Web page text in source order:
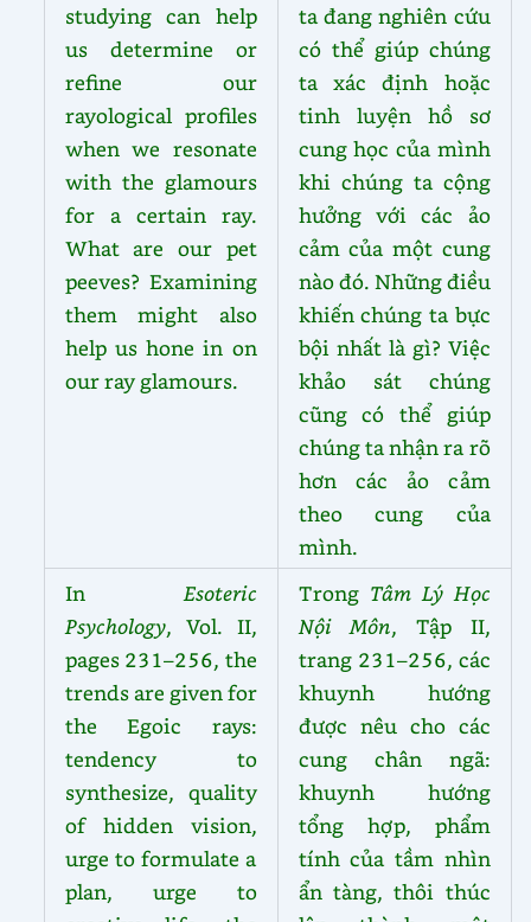
studying can help
us determine or
refine our
rayological profiles
when we resonate
with the glamours
for a certain ray.
What are our pet
peeves? Examining
them might also
help us hone in on
our ray glamours.
ta đang nghiên cứu
có thể giúp chúng
ta xác định hoặc
tinh luyện hồ sơ
cung học của mình
khi chúng ta cộng
hưởng với các ảo
cảm của một cung
nào đó. Những điều
khiến chúng ta bực
bội nhất là gì? Việc
khảo sát chúng
cũng có thể giúp
chúng ta nhận ra rõ
hơn các ảo cảm
theo cung của
mình.
In Esoteric
Psychology, Vol. II,
pages 231–256, the
trends are given for
the Egoic rays:
tendency to
synthesize, quality
of hidden vision,
urge to formulate a
plan, urge to
Trong Tâm Lý Học
Nội Môn, Tập II,
trang 231–256, các
khuynh hướng
được nêu cho các
cung chân ngã:
khuynh hướng
tổng hợp, phẩm
tính của tầm nhìn
ẩn tàng, thôi thúc